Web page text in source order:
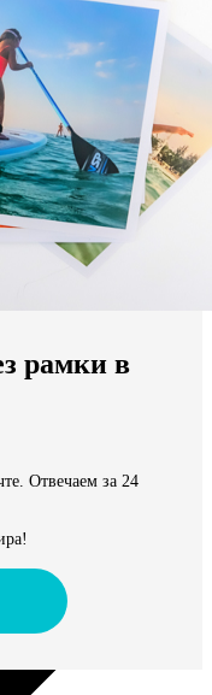
рамки в
Отвечаем за 24